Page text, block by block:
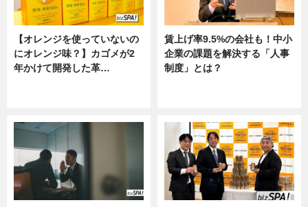
【オレンジを使っていないの
にオレンジ味？】カゴメが2
年かけて開発した革…
賃上げ率9.5%の会社も！中小
企業の課題を解決する「人事
制度」とは？